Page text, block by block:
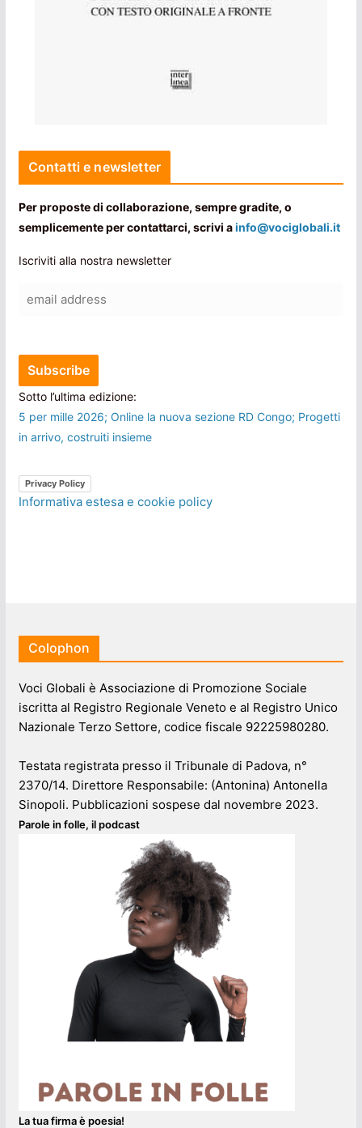
Contatti e newsletter
Per proposte di collaborazione, sempre gradite, o
semplicemente per contattarci, scrivi ainfo@vociglobali.it
Iscriviti alla nostra newsletter
Sotto l’ultima edizione:
5 per mille 2026; Online la nuova sezione RD Congo; Progetti
in arrivo, costruiti insieme
Privacy Policy
Informativa estesa e cookie policy
Colophon
Voci Globali è Associazione di Promozione Sociale
iscritta al Registro Regionale Veneto e al Registro Unico
Nazionale Terzo Settore, codice fiscale 92225980280.
Testata registrata presso il Tribunale di Padova, n°
2370/14. Direttore Responsabile: (Antonina) Antonella
Sinopoli. Pubblicazioni sospese dal novembre 2023.
Parole in folle, il podcast
La tua firma è poesia!